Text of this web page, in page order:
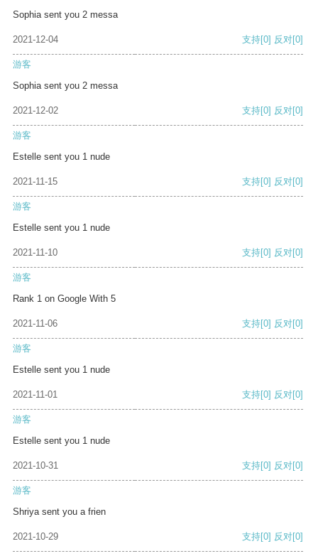
Sophia sent you 2 messa
2021-12-04 支持[0] 反对[0]
游客
Sophia sent you 2 messa
2021-12-02 支持[0] 反对[0]
游客
Estelle sent you 1 nude
2021-11-15 支持[0] 反对[0]
游客
Estelle sent you 1 nude
2021-11-10 支持[0] 反对[0]
游客
Rank 1 on Google With 5
2021-11-06 支持[0] 反对[0]
游客
Estelle sent you 1 nude
2021-11-01 支持[0] 反对[0]
游客
Estelle sent you 1 nude
2021-10-31 支持[0] 反对[0]
游客
Shriya sent you a frien
2021-10-29 支持[0] 反对[0]